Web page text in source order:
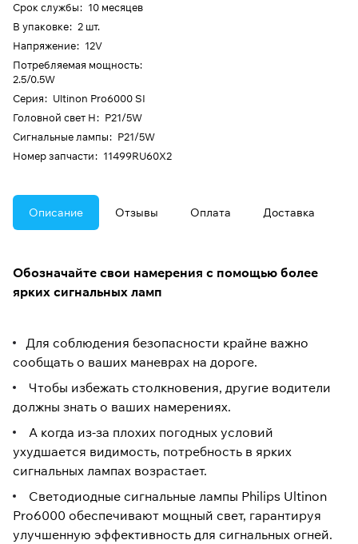
Срок службы: 10 месяцев
В упаковке: 2 шт.
Напряжение: 12V
Потребляемая мощность:
2.5/0.5W
Серия: Ultinon Pro6000 SI
Головной свет H: P21/5W
Сигнальные лампы: P21/5W
Номер запчасти: 11499RU60X2
Описание Отзывы Оплата Доставка
Обозначайте свои намерения с помощью более
ярких сигнальных ламп
Для соблюдения безопасности крайне важно
сообщать о ваших маневрах на дороге.
Чтобы избежать столкновения, другие водители
должны знать о ваших намерениях.
А когда из-за плохих погодных условий
ухудшается видимость, потребность в ярких
сигнальных лампах возрастает.
Светодиодные сигнальные лампы Philips Ultinon
Pro6000 обеспечивают мощный свет, гарантируя
улучшенную эффективность для сигнальных огней.